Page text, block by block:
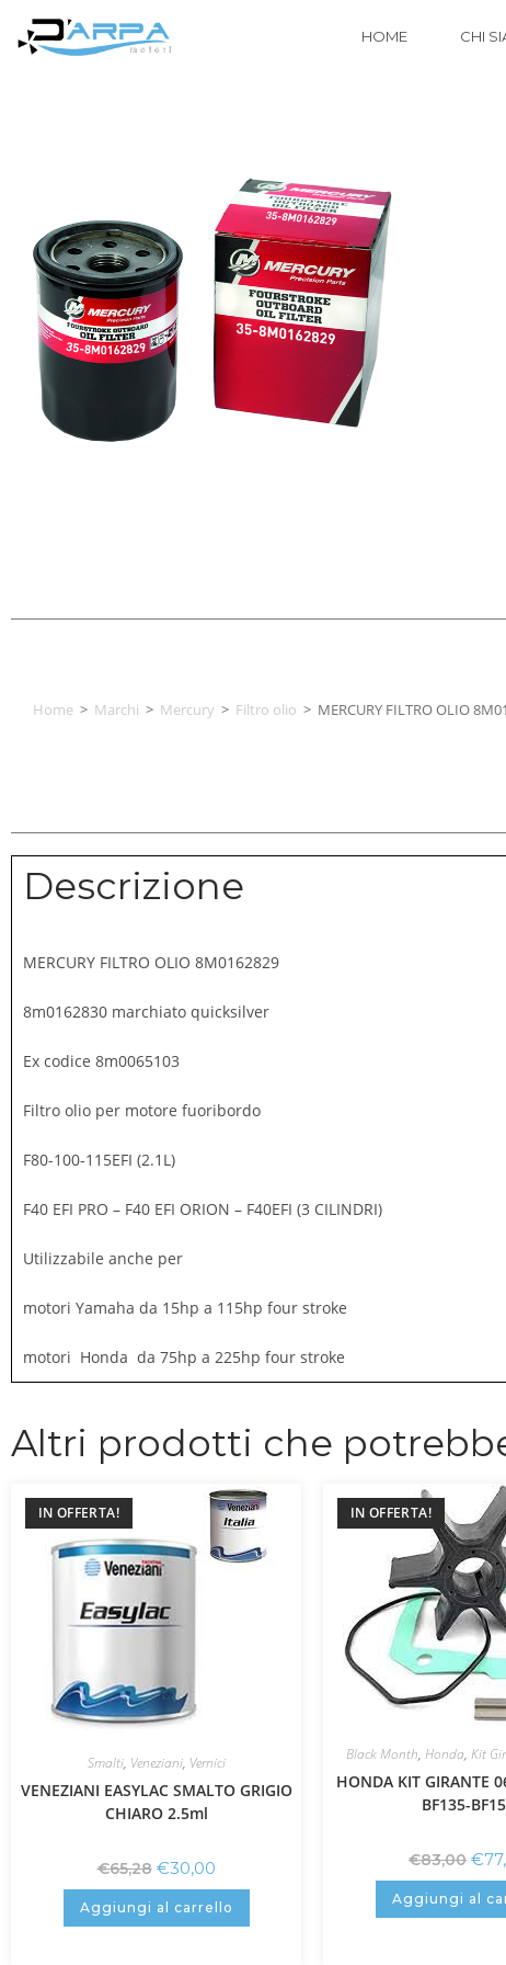
HOME CHI
Home > Marchi > Mercury > Filtro olio > MERCURY FILTRO OLIO
Descrizione
MERCURY FILTRO OLIO 8M0162829
8m0162830 marchiato quicksilver
Ex codice 8m0065103
Filtro olio per motore fuoribordo
F80-100-115EFI (2.1L)
F40 EFI PRO – F40 EFI ORION – F40EFI (3 CILINDRI)
Utilizzabile anche per
motori Yamaha da 15hp a 115hp four stroke
motori Honda da 75hp a 225hp four stroke
Altri prodotti che
IN OFFERTA!
Smalti, Veneziani, Vernici
VENEZIANI EASYLAC SMALTO GRIGIO
CHIARO 2.5ml
€65,28 €30,00
Aggiungi al carrello
IN OFFERTA!
Black Month, Honda, Kit
HONDA KIT GIRANTE
BF135-
€83,00 €
Aggiungi al